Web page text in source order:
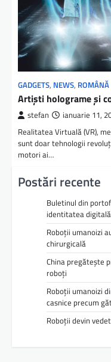
GADGETS, NEWS, ROMÂNĂ
Artiști holograme și
stefan ianuarie 11,
Realitatea Virtuală (VR),
sunt doar tehnologii
motori ai…
Postări recente
Buletinul din
identitatea
Roboții umanoizi
chirurgicală
China pregătește
roboți
Roboții umanoizi
casnice precum
Roboții devin